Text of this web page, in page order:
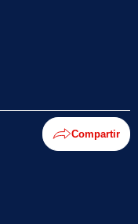
Compartir